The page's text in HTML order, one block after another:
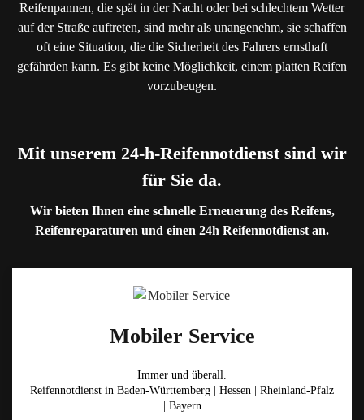
Reifenpannen, die spät in der Nacht oder bei schlechtem Wetter
auf der Straße auftreten, sind mehr als unangenehm, sie schaffen
oft eine Situation, die die Sicherheit des Fahrers ernsthaft
gefährden kann. Es gibt keine Möglichkeit, einem platten Reifen
vorzubeugen.
Mit unserem 24-h-Reifennotdienst sind wir
für Sie da.
Wir bieten Ihnen eine schnelle Erneuerung des Reifens,
Reifenreparaturen und einen 24h Reifennotdienst an.
Mobiler Service
Immer und überall.
Reifennotdienst in Baden-Württemberg | Hessen | Rheinland-Pfalz
| Bayern